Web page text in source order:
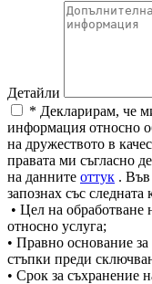
Детайли
* Декларирам, че
информация относно
на дружеството в
правата ми съгласно
на данните оттук . Във
запознах със
• Цел на обработване
относно услуга;
• Правно основание
стъпки преди
• Срок за съхранение